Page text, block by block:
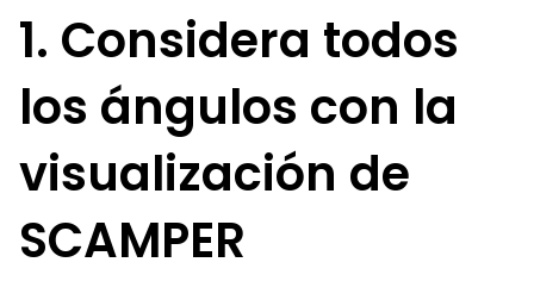
1. Considera todos
los ángulos con la
visualización de
SCAMPER